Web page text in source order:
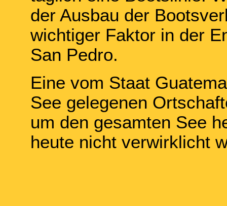
der Ausbau der
wichtiger Faktor in der
San Pedro.
Eine vom Staat
See gelegenen
um den gesamten See
heute nicht verwirklicht